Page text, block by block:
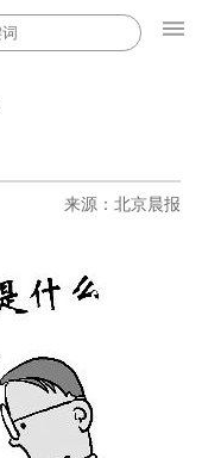
来源：北京晨报